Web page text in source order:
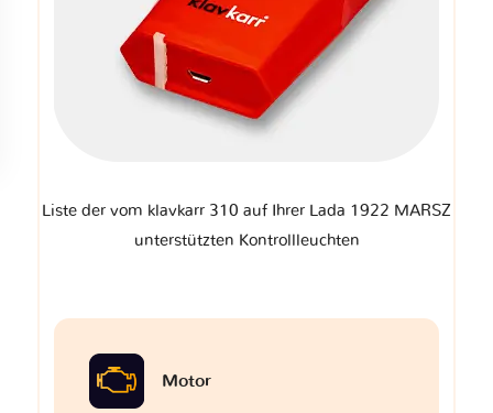
Liste der vom klavkarr 310 auf Ihrer Lada 1922 MARSZ
unterstützten Kontrollleuchten
Motor